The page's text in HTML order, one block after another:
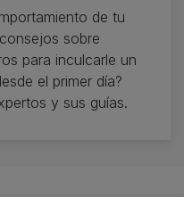
de tu
sobre
para inculcarle un
el primer día?
y sus guías.